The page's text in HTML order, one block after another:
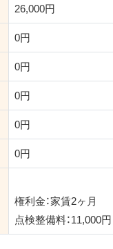
26,000円
0円
0円
0円
0円
0円
権利金：家賃2ヶ月
点検整備料：11,000円